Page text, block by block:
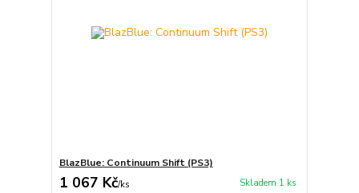
BlazBlue: Continuum Shift (PS3)
1 067 Kč/ks Skladem 1 ks